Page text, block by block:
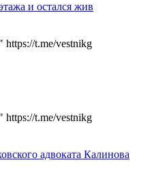
и остался жив
t.me/vestnikg
t.me/vestnikg
адвоката Калинова